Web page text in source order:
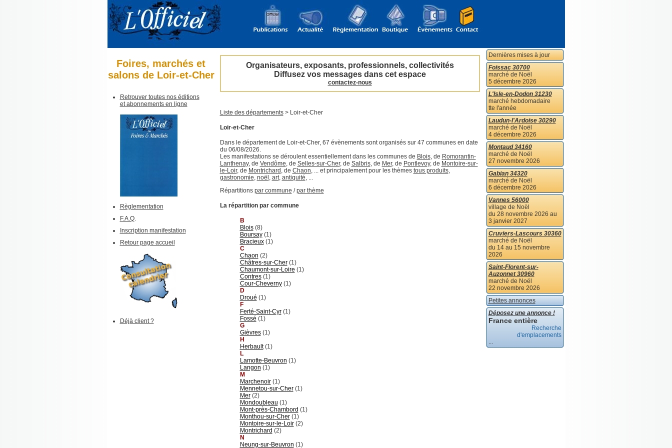
Foires, marchés et
salons de Loir-et-Cher
Retrouver toutes nos éditions
et abonnements en ligne
Règlementation
F.A.Q.
Inscription manifestation
Retour page accueil
Déjà client ?
Organisateurs, exposants, professionnels, collectivités
Diffusez vos messages dans cet espace
contactez-nous
Liste des départements> Loir-et-Cher
Loir-et-Cher
Dans le département de Loir-et-Cher, 67 évènements sont organisés sur 47 communes en date
du 06/08/2026.
Les manifestations se déroulent essentiellement dans les communes de Blois, de Romorantin-
Lanthenay, de Vendôme, de Selles-sur-Cher, de Salbris, de Mer, de Pontlevoy, de Montoire-sur-
le-Loir, de Montrichard , de Chaon, ... et principalement pour les thèmes tous produits,
gastronomie, noël , art, antiquité, ...
Répartitions par commune /par thème
La répartition par commune
B
Blois(8)
Boursay(1)
Bracieux(1)
C
Chaon (2)
Châtres-sur-Cher(1)
Chaumont-sur-Loire (1)
Contres(1)
Cour-Cheverny(1)
D
Droué (1)
F
Ferté-Saint-Cyr(1)
Fossé (1)
G
Gièvres(1)
H
Herbault(1)
L
Lamotte-Beuvron (1)
Langon (1)
M
Marchenoir(1)
Mennetou-sur-Cher(1)
Mer(2)
Mondoubleau (1)
Mont-près-Chambord (1)
Monthou-sur-Cher(1)
Montoire-sur-le-Loir(2)
Montrichard (2)
N
Neung-sur-Beuvron (1)
Dernières mises à jour
Foissac 30700
marché de Noël
5 décembre 2026
L'Isle-en-Dodon 31230
marché hebdomadaire
tte l'année
Laudun-l'Ardoise 30290
marché de Noël
4 décembre 2026
Montaud 34160
marché de Noël
27 novembre 2026
Gabian 34320
marché de Noël
6 décembre 2026
Vannes 56000
village de Noël
du 28 novembre 2026 au
3 janvier 2027
Cruviers-Lascours 30360
marché de Noël
du 14 au 15 novembre
2026
Saint-Florent-sur-
Auzonnet 30960
marché de Noël
22 novembre 2026
Petites annonces
Déposez une annonce !
France entière
Recherche
d'emplacements
...